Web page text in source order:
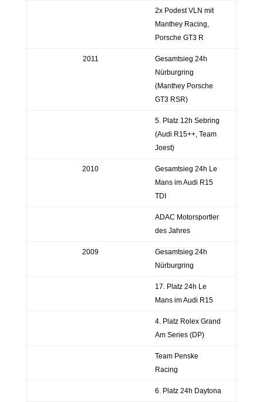
2x Podest VLN mit
Manthey Racing,
Porsche GT3 R
2011
Gesamtsieg 24h
Nürburgring
(Manthey Porsche
GT3 RSR)
5. Platz 12h Sebring
(Audi R15++, Team
Joest)
2010
Gesamtsieg 24h Le
Mans im Audi R15
TDI
ADAC Motorsportler
des Jahres
2009
Gesamtsieg 24h
Nürburgring
17. Platz 24h Le
Mans im Audi R15
4. Platz Rolex Grand
Am Series (DP)
Team Penske
Racing
6. Platz 24h Daytona